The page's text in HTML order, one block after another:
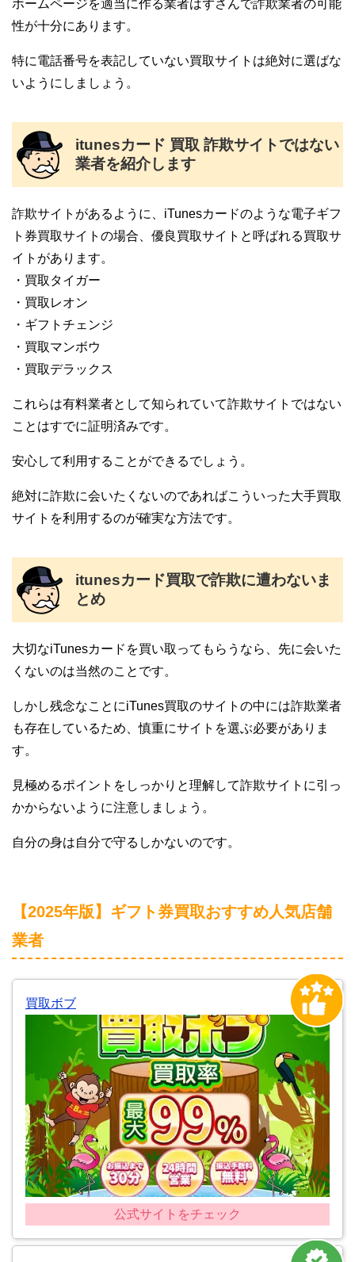
ホームページを適当に作る業者はずさんで詐欺業者の可能
性が十分にあります。
特に電話番号を表記していない買取サイトは絶対に選ばな
いようにしましょう。
itunesカード 買取 詐欺サイトではない
業者を紹介します
詐欺サイトがあるように、iTunesカードのような電子ギフ
ト券買取サイトの場合、優良買取サイトと呼ばれる買取サ
イトがあります。
・買取タイガー
・買取レオン
・ギフトチェンジ
・買取マンボウ
・買取デラックス
これらは有料業者として知られていて詐欺サイトではない
ことはすでに証明済みです。
安心して利用することができるでしょう。
絶対に詐欺に会いたくないのであればこういった大手買取
サイトを利用するのが確実な方法です。
itunesカード買取で詐欺に遭わないま
とめ
大切なiTunesカードを買い取ってもらうなら、先に会いた
くないのは当然のことです。
しかし残念なことにiTunes買取のサイトの中には詐欺業者
も存在しているため、慎重にサイトを選ぶ必要がありま
す。
見極めるポイントをしっかりと理解して詐欺サイトに引っ
かからないように注意しましょう。
自分の身は自分で守るしかないのです。
【2025年版】ギフト券買取おすすめ人気店舗
業者
買取ボブ
公式サイトをチェック